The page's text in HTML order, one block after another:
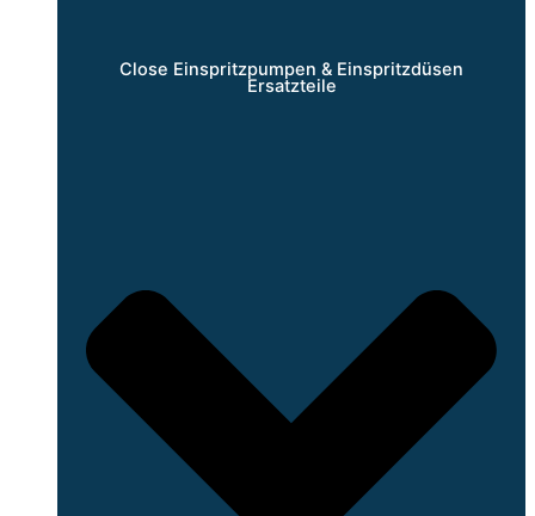
Close Einspritzpumpen & Einspritzdüsen
Ersatzteile